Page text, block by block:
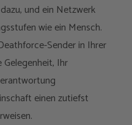
und ein Netzwerk
wie ein Mensch.
Sender in Ihrer
Ihr
einen zutiefst